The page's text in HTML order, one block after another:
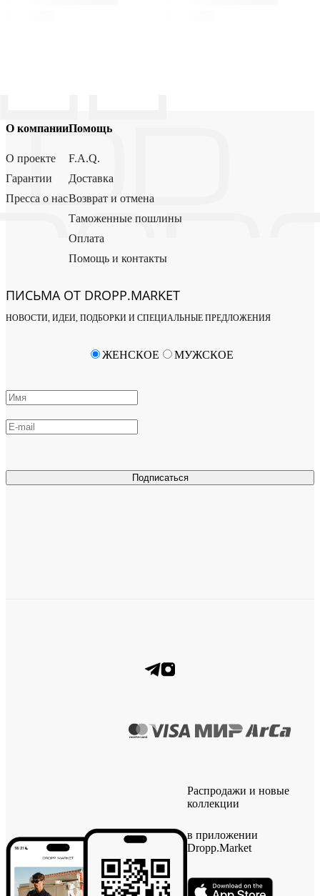
О компании
О проекте
Гарантии
Пресса о нас
Помощь
F.A.Q.
Доставка
Возврат и отмена
Таможенные пошлины
Оплата
Помощь и контакты
ПИСЬМА ОТ DROPP.MARKET
НОВОСТИ, ИДЕИ, ПОДБОРКИ И СПЕЦИАЛЬНЫЕ ПРЕДЛОЖЕНИЯ
Подписаться
ЖЕНСКОЕ МУЖСКОЕ
Распродажи и новые
коллекции
в приложении
Dropp.Market